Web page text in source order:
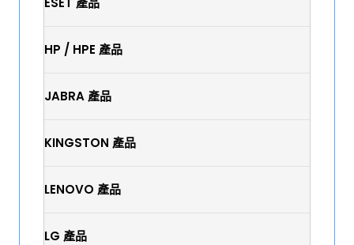
HP / HPE 產品
JABRA 產品
KINGSTON 產品
LENOVO 產品
LG 產品